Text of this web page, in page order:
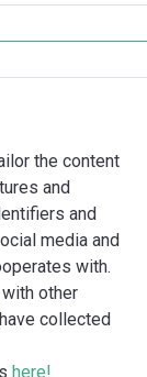
the content
and
and
media and
with.
other
collected
here!